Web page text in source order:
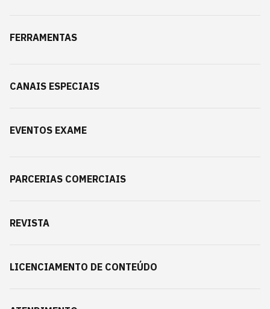
FERRAMENTAS
CANAIS ESPECIAIS
EVENTOS EXAME
PARCERIAS COMERCIAIS
REVISTA
LICENCIAMENTO DE CONTEÚDO